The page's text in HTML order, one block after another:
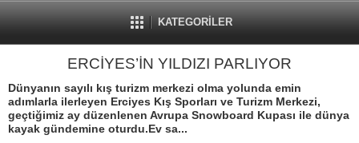
KATEGORİLER
ERCİYES’İN YILDIZI PARLIYOR
Dünyanın sayılı kış turizm merkezi olma yolunda emin
adımlarla ilerleyen Erciyes Kış Sporları ve Turizm Merkezi,
geçtiğimiz ay düzenlenen Avrupa Snowboard Kupası ile dünya
kayak gündemine oturdu.Ev sa...